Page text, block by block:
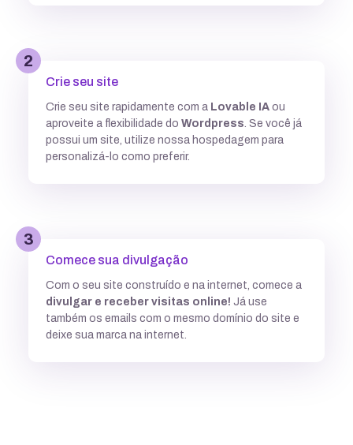
Múltiplas versões do PHP
Múltiplas versões do ASP
Integração com ferramentas Git
Subdomínios ilimitados
2
Crie seu site
Crie seu site rapidamente com a Lovable IA ou
aproveite a flexibilidade do Wordpress . Se você já
possui um site, utilize nossa hospedagem para
personalizá-lo como preferir.
3
Comece sua divulgação
Com o seu site construído e na internet, comece a
divulgar e receber visitas online! Já use
também os emails com o mesmo domínio do site e
deixe sua marca na internet.